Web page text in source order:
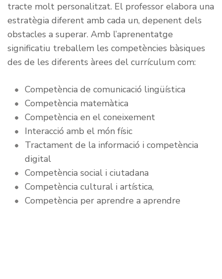
tracte molt personalitzat. El professor elabora una
estratègia diferent amb cada un, depenent dels
obstacles a superar. Amb l’aprenentatge
significatiu treballem les competències bàsiques
des de les diferents àrees del currículum com:
Competència de comunicació lingüística
Competència matemàtica
Competència en el coneixement
Interacció amb el món físic
Tractament de la informació i competència
digital
Competència social i ciutadana
Competència cultural i artística,
Competència per aprendre a aprendre